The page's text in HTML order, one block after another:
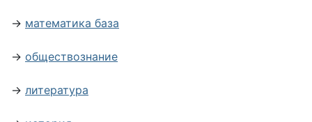
→ математика база
→ обществознание
→ литература